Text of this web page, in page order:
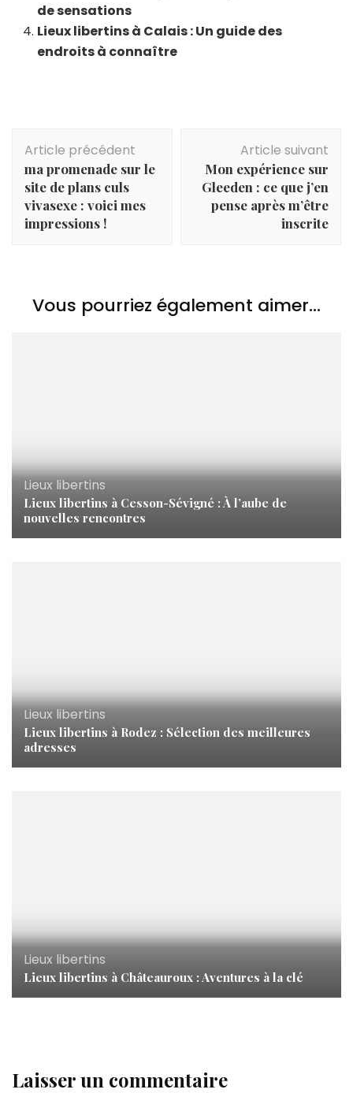
de sensations
Lieux libertins à Calais : Un guide des
endroits à connaître
d'article
Article précédent
ma promenade sur le
site de plans culs
vivasexe : voici mes
impressions !
Article suivant
Mon expérience sur
Gleeden : ce que j’en
pense après m’être
inscrite
Vous pourriez également aimer...
Lieux libertins
Lieux libertins à Cesson-Sévigné : À l’aube de
nouvelles rencontres
Lieux libertins
Lieux libertins à Rodez : Sélection des meilleures
adresses
Lieux libertins
Lieux libertins à Châteauroux : Aventures à la clé
Laisser un commentaire